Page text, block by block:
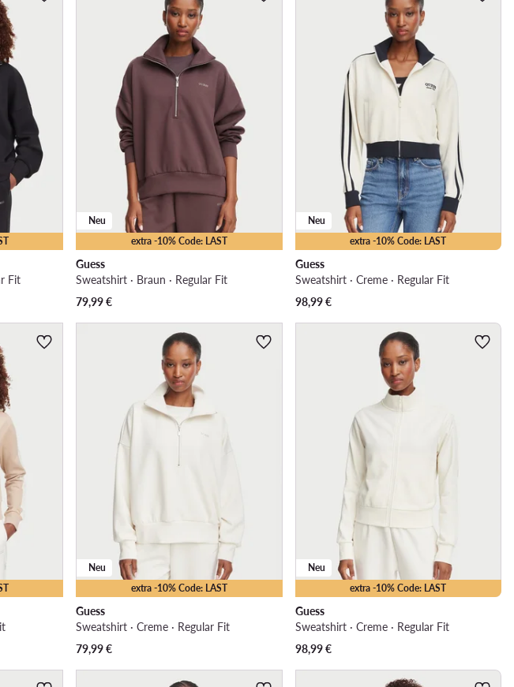
Fit
extra -10% Code: LAST
Neu
Guess
Sweatshirt · Braun · Regular Fit
79,99€
extra -10% Code: LAST
Neu
Guess
Sweatshirt · Creme · Regular Fit
98,99€
extra -10% Code: LAST
Neu
Guess
Sweatshirt · Creme · Regular Fit
79,99€
extra -10% Code: LAST
Neu
Guess
Sweatshirt · Creme · Regular Fit
98,99€